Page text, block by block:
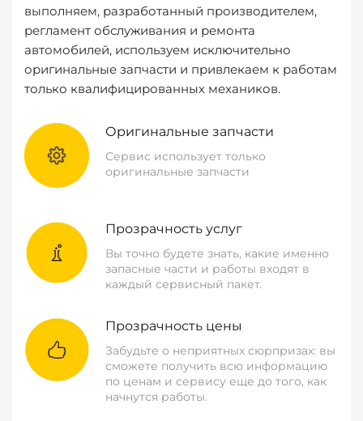
выполняем, разработанный производителем,
регламент обслуживания и ремонта
автомобилей, используем исключительно
оригинальные запчасти и привлекаем к работам
только квалифицированных механиков.
Оригинальные запчасти
Сервис использует только
оригинальные запчасти
Прозрачность услуг
Вы точно будете знать, какие именно
запасные части и работы входят в
каждый сервисный пакет.
Прозрачность цены
Забудьте о неприятных сюрпризах: вы
сможете получить всю информацию
по ценам и сервису еще до того, как
начнутся работы.